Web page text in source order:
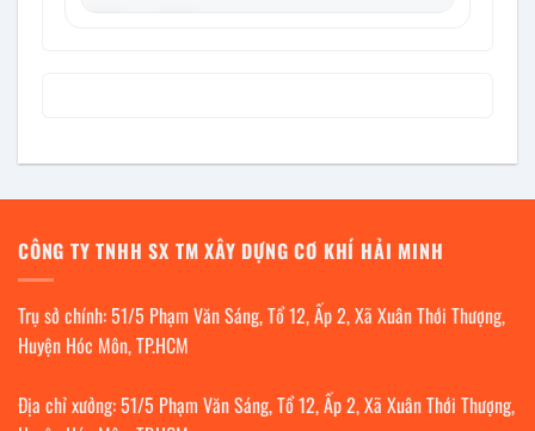
CÔNG TY TNHH SX TM XÂY DỰNG CƠ KHÍ HẢI MINH
Trụ sở chính: 51/5 Phạm Văn Sáng, Tổ 12, Ấp 2, Xã Xuân Thới Thượng,
Huyện Hóc Môn, TP.HCM
Địa chỉ xưởng: 51/5 Phạm Văn Sáng, Tổ 12, Ấp 2, Xã Xuân Thới Thượng,